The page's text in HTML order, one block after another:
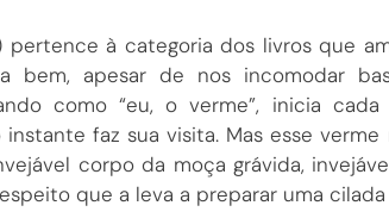
pertence à categoria dos livros que
bem, apesar de nos incomodar
como “eu, o verme”, inicia
faz sua visita. Mas esse
corpo da moça grávida,
que a leva a preparar uma